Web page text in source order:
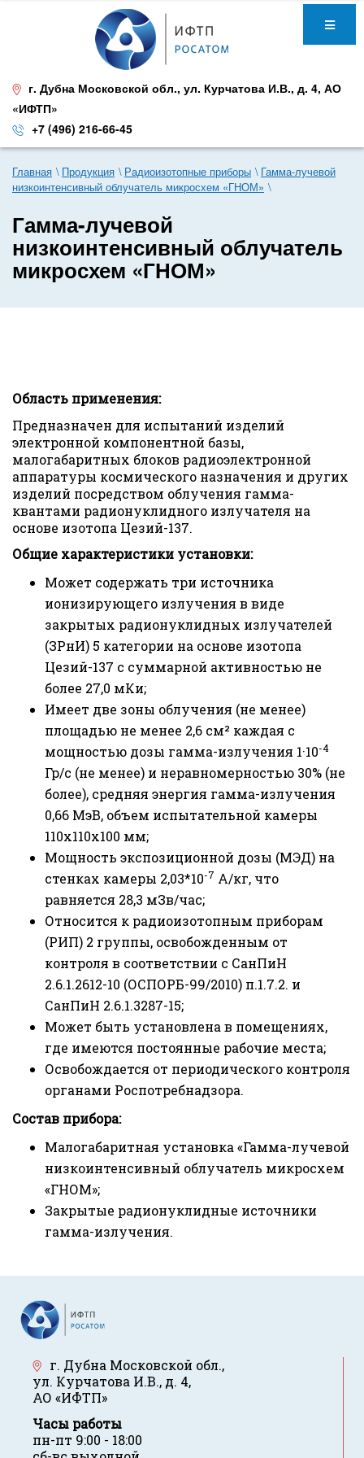
г. Дубна Московской обл., ул. Курчатова И.В., д. 4, АО
«ИФТП»
+7 (496) 216-66-45
Главная Продукция Радиоизотопные приборы
Гамма-лучевой
низкоинтенсивный облучатель микросхем «ГНОМ»
Гамма-лучевой
низкоинтенсивный облучатель
микросхем «ГНОМ»
Область применения:
Предназначен для испытаний изделий
электронной компонентной базы,
малогабаритных блоков радиоэлектронной
аппаратуры космического назначения и других
изделий посредством облучения гамма-
квантами радионуклидного излучателя на
основе изотопа Цезий-137.
Общие характеристики установки:
Может содержать три источника
ионизирующего излучения в виде
закрытых радионуклидных излучателей
(ЗРнИ) 5 категории на основе изотопа
Цезий-137 с суммарной активностью не
более 27,0 мКи;
Имеет две зоны облучения (не менее)
площадью не менее 2,6 см² каждая с
мощностью дозы гамма-излучения 1·10-4
Гр/c (не менее) и неравномерностью 30% (не
более), средняя энергия гамма-излучения
0,66 МэВ, объем испытательной камеры
110х110х100 мм;
Мощность экспозиционной дозы (МЭД) на
стенках камеры 2,03*10-7 A/кг, что
равняется 28,3 мЗв/час;
Относится к радиоизотопным приборам
(РИП) 2 группы, освобожденным от
контроля в соответствии с СанПиН
2.6.1.2612-10 (ОСПОРБ-99/2010) п.1.7.2. и
СанПиН 2.6.1.3287-15;
Может быть установлена в помещениях,
где имеются постоянные рабочие места;
Освобождается от периодического контроля
органами Роспотребнадзора.
Состав прибора:
Малогабаритная установка «Гамма-лучевой
низкоинтенсивный облучатель микросхем
«ГНОМ»;
Закрытые радионуклидные источники
гамма-излучения.
г. Дубна Московской обл.,
ул. Курчатова И.В., д. 4,
АО «ИФТП»
Часы работы
пн-пт 9:00 - 18:00